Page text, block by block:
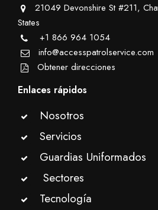
21049 Devonshire St #211,
States
+1 866 964 1054
info@accesspatrolservice.com
Obtener direcciones
Enlaces rápidos
Nosotros
Servicios
Guardias Uniformados
Sectores
Tecnología